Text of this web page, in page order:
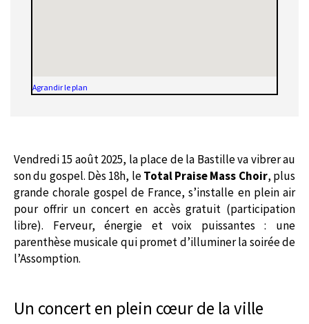
Agrandir le plan
Vendredi 15 août 2025, la place de la Bastille va vibrer au
son du gospel. Dès 18h, leTotal Praise Mass Choir, plus
grande chorale gospel de France, s’installe en plein air
pour offrir un concert en accès gratuit (participation
libre). Ferveur, énergie et voix puissantes : une
parenthèse musicale qui promet d’illuminer la soirée de
l’Assomption.
Un concert en plein cœur de la ville